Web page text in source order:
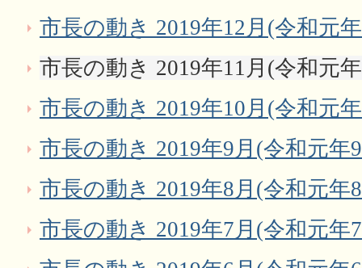
市長の動き 2019年12月(令和元
市長の動き 2019年11月(令和元
市長の動き 2019年10月(令和元
市長の動き 2019年9月(令和元年
市長の動き 2019年8月(令和元年
市長の動き 2019年7月(令和元年